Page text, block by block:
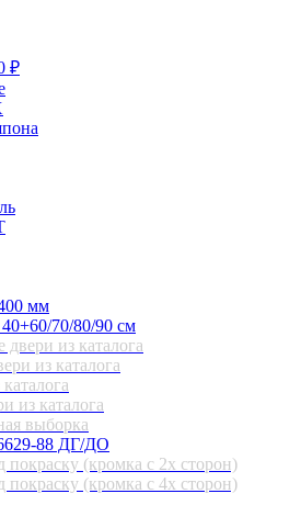
₽
мм
70/80/90 см
двери из каталога
из каталога
из каталога
выборка
88 ДГ/ДО
покраску (кромка с 2х сторон)
покраску (кромка с 4х сторон)